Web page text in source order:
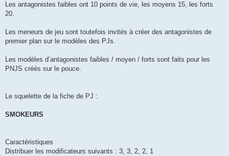
Les antagonistes faibles ont 10 points de vie, les moyens 15, les forts
20.
Les meneurs de jeu sont toutefois invités à créer des antagonistes de
premier plan sur le modèles des PJs.
Les modèles d’antagonistes faibles / moyen / forts sont faits pour les
PNJS créés sur le pouce.
Le squelette de la fiche de PJ :
SMOKEURS
Caractéristiques
Distribuer les modificateurs suivants : 3, 3, 2, 2, 1